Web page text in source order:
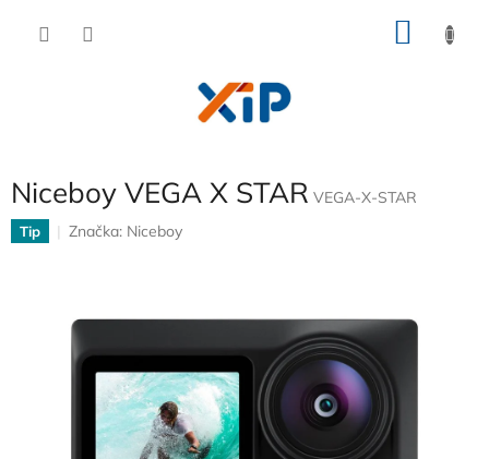
Niceboy VEGA X STAR VEGA-X-STAR
Tip Značka: Niceboy